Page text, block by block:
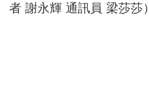
者 謝永輝 通訊員 梁莎莎）